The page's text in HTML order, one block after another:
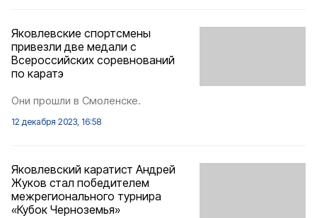
Яковлевские спортсмены
привезли две медали с
Всероссийских соревнований
по каратэ
Они прошли в Смоленске.
12 декабря 2023, 16:58
Яковлевский каратист Андрей
Жуков стал победителем
межрегионального турнира
«Кубок Черноземья»